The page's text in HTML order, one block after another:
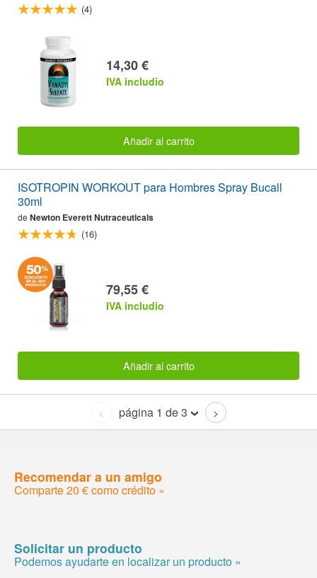
(4)
14,30 €
IVA includio
Añadir al carrito
ISOTROPIN WORKOUT para Hombres Spray Bucall
30ml
de Newton Everett Nutraceuticals
(16)
79,55 €
IVA includio
Añadir al carrito
< página 1 de 3 >
Recomendar a un amigo
Comparte 20 € como crédito »
Solicitar un producto
Podemos ayudarte en localizar un producto »